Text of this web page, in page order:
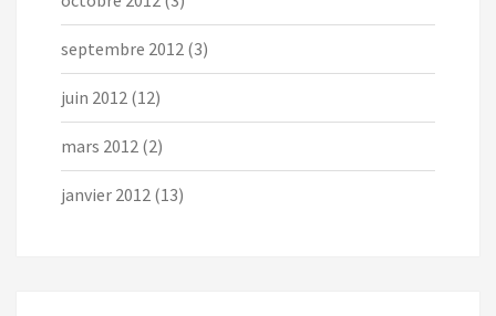
septembre 2012 (3)
juin 2012 (12)
mars 2012 (2)
janvier 2012 (13)